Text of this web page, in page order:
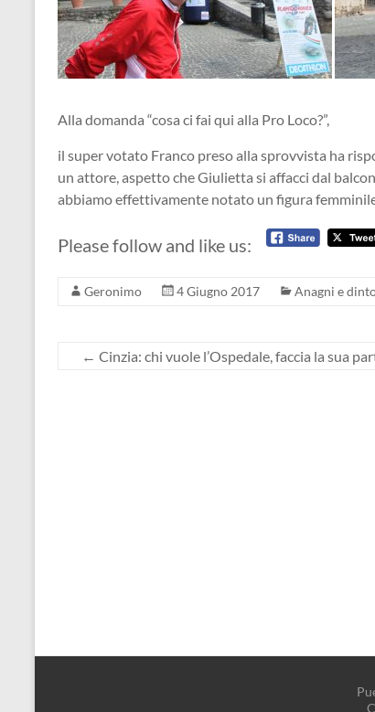
Alla domanda “cosa ci fai qui alla Pro Loco?”,
il super votato Franco preso alla sprovvista ha
un attore, aspetto che Giulietta si affacci dal
abbiamo effettivamente notato un figura femminile
Please follow and like us:
Geronimo 4 Giugno 2017 Anagni e
← Cinzia: chi vuole l’Ospedale, faccia la sua